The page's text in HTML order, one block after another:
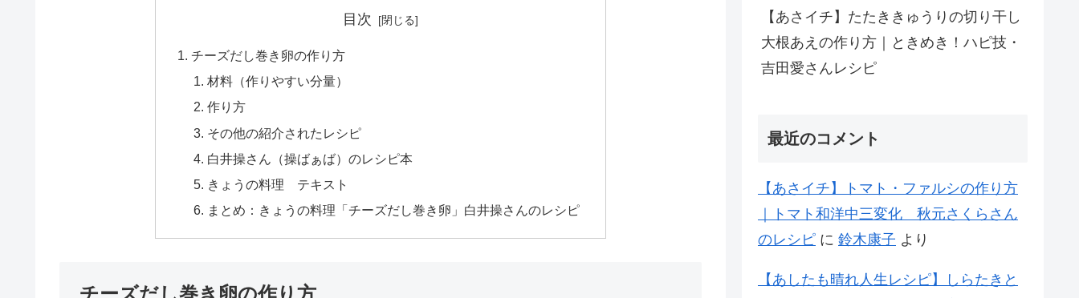
目次
チーズだし巻き卵の作り方
材料（作りやすい分量）
作り方
その他の紹介されたレシピ
白井操さん（操ばぁば）のレシピ本
きょうの料理 テキスト
まとめ：きょうの料理「チーズだし巻き卵」白井操さんのレシピ
チーズだし巻き卵の作り方
【あさイチ】たたききゅうりの切り干し
大根あえの作り方｜ときめき！ハピ技・
吉田愛さんレシピ
最近のコメント
【あさイチ】トマト・ファルシの作り方
｜トマト和洋中三変化 秋元さくらさん
のレシピ に 鈴木康子 より
【あしたも晴れ人生レシピ】しらたきと